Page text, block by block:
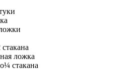
ложка
стакана